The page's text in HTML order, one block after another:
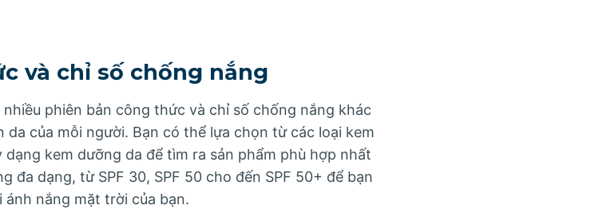
và chỉ số chống nắng
phiên bản công thức và chỉ số chống nắng khác
da của mỗi người. Bạn có thể lựa chọn từ các loại kem
kem dưỡng da để tìm ra sản phẩm phù hợp nhất
đa dạng, từ SPF 30, SPF 50 cho đến SPF 50+ để bạn
nắng mặt trời của bạn.